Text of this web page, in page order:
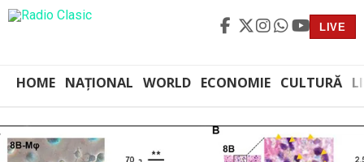
LIVE
HOME NAȚIONAL WORLD ECONOMIE CULTURĂ